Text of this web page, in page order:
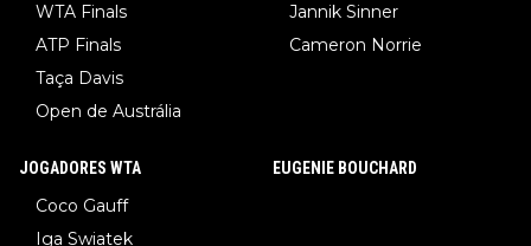
WTA Finals
ATP Finals
Taça Davis
Open de Austrália
Jannik Sinner
Cameron Norrie
JOGADORES WTA
Coco Gauff
Iga Swiatek
EUGENIE BOUCHARD